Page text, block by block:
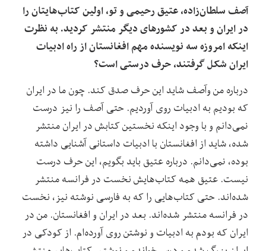
آصف سلطان‌زاده، عتیق رحیمی و تو، اولین کتاب‌هایتان را
در ایران و بعد در کشورهای دیگر منتشر کردید. به نظرت
اینکه امروزه سه نویسنده‌ مهم افغانستان از راه ادبیات
ایران شکل گرفتند، حرف درستی است؟
درباره‌ من و‌آصف شاید این حرف صدق کند. چون ما در ایران
که بودیم به ادبیات روی آوردیم. حتی آصف را نیز درست
نمی‌دانم و با وجود اینکه نخستین کتابش در ایران منتشر
شده، شاید از افغانستان با ادبیات داستانی آشنایی داشته
بوده، نمی‌دانم. درباره‌‌ عتیق باید بگویم، این حرف درست
نیست. عتیق همه‌ کتاب‌هایش نخست در فرانسه منتشر
شده‌اند. حتی کتاب‌هایی را که به فارسی نوشته‌ نیز، نخست
در فرانسه منتشر شده‌اند. ‌بعد در ایران و افغانستان. من در
ایران که بودم به ادبیات و نوشتن روی آورده‌ام. از کودکی در